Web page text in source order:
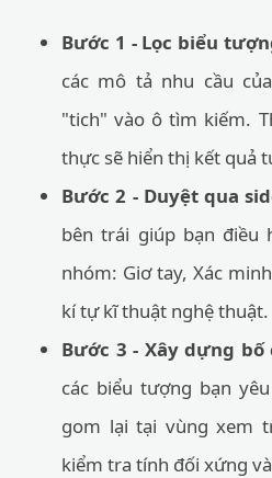
Bước 1 - Lọc biểu
các mô tả nhu cầu
"tich" vào ô tìm kiếm.
thực sẽ hiển thị kết quả
Bước 2 - Duyệt qua
bên trái giúp bạn điều
nhóm: Giơ tay, Xác
kí tự kĩ thuật nghệ thuật.
Bước 3 - Xây dựng bố
các biểu tượng bạn
gom lại tại vùng xem
kiểm tra tính đối xứng